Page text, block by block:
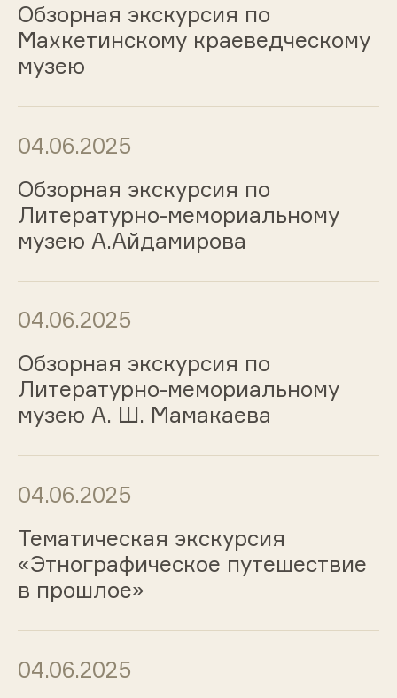
Обзорная экскурсия по
Махкетинскому краеведческому
музею
04.06.2025
Обзорная экскурсия по
Литературно-мемориальному
музею А.Айдамирова
04.06.2025
Обзорная экскурсия по
Литературно-мемориальному
музею А. Ш. Мамакаева
04.06.2025
Тематическая экскурсия
«Этнографическое путешествие
в прошлое»
04.06.2025